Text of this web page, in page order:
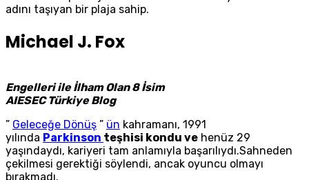
adını taşıyan bir plaja sahip.
Michael J. Fox
Engelleri ile İlham Olan 8 İsim
AIESEC Türkiye Blog
” Geleceğe Dönüş ” ün kahramanı, 1991
yılında Parkinson teşhisi kondu ve henüz 29
yaşındaydı, kariyeri tam anlamıyla başarılıydı.Sahneden
çekilmesi gerektiği söylendi, ancak oyuncu olmayı
bırakmadı.